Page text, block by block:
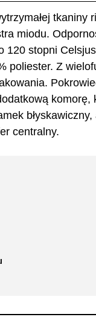
tkaniny
miodu.
120 stopni
poliester. Z
komorę,
centralny.